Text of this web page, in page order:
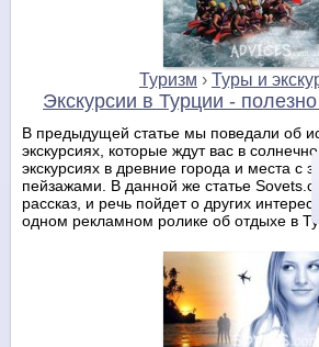
Туризм › Туры и
Экскурсии в Турции - полезно
В предыдущей статье мы поведали об
экскурсиях, которые ждут вас в
экскурсиях в древние города и места с
пейзажами. В данной же статье
рассказ, и речь пойдет о других
одном рекламном ролике об отдыхе в